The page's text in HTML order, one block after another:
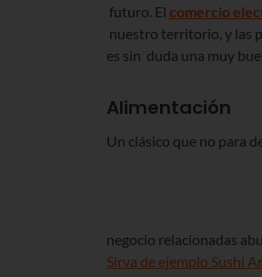
futuro. El comercio
nuestro territorio, y las
es sin duda una muy
Alimentación
Un clásico que no para
negocio relacionadas
Sirva de ejemplo Sushi